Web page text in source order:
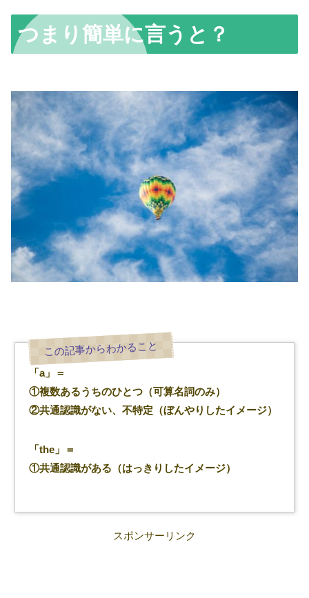
つまり簡単に言うと？
「a」＝
①複数あるうちのひとつ（可算名詞のみ）
②共通認識がない、不特定（ぼんやりしたイメージ）
「the」＝
①共通認識がある（はっきりしたイメージ）
スポンサーリンク